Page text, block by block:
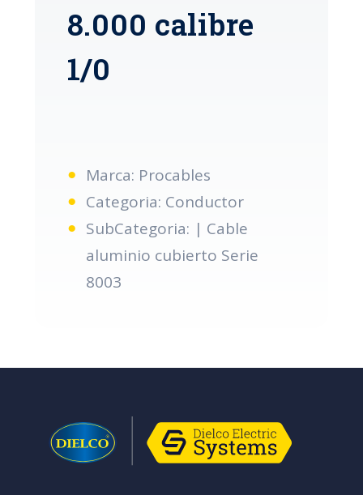
8.000 calibre
1/0
Marca: Procables
Categoria: Conductor
SubCategoria: | Cable
aluminio cubierto Serie
8003